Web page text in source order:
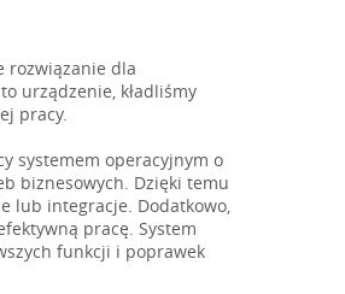
rozwiązanie dla
urządzenie, kładliśmy
pracy.
systemem operacyjnym o
biznesowych. Dzięki temu
lub integracje. Dodatkowo,
pracę. System
funkcji i poprawek